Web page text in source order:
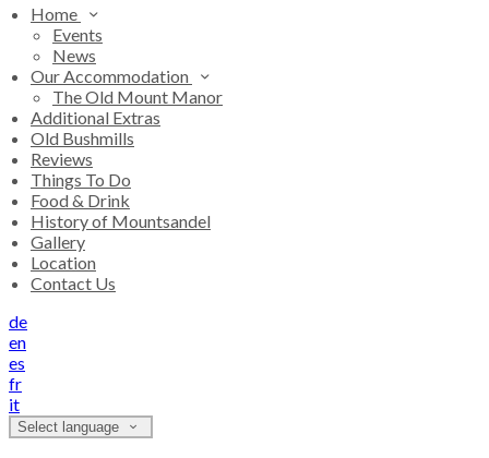
Home
Events
News
Our Accommodation
The Old Mount Manor
Additional Extras
Old Bushmills
Reviews
Things To Do
Food & Drink
History of Mountsandel
Gallery
Location
Contact Us
de
en
es
fr
it
Select language